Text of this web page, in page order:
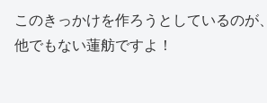
このきっかけを作ろうとしているのが、
他でもない蓮舫ですよ！